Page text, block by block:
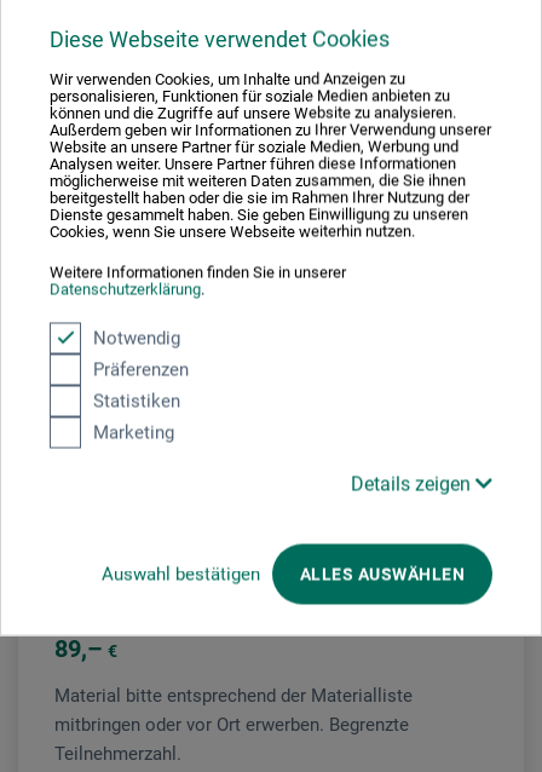
Diese Webseite verwendet Cookies
Wir verwenden Cookies, um Inhalte und Anzeigen zu
personalisieren, Funktionen für soziale Medien anbieten zu
können und die Zugriffe auf unsere Website zu analysieren.
Außerdem geben wir Informationen zu Ihrer Verwendung unserer
Website an unsere Partner für soziale Medien, Werbung und
Analysen weiter. Unsere Partner führen diese Informationen
möglicherweise mit weiteren Daten zusammen, die Sie ihnen
bereitgestellt haben oder die sie im Rahmen Ihrer Nutzung der
Dienste gesammelt haben. Sie geben Einwilligung zu unseren
Cookies, wenn Sie unsere Webseite weiterhin nutzen.
Weitere Informationen finden Sie in unserer
Datenschutzerklärung.
Notwendig
Präferenzen
Statistiken
Marketing
Details zeigen
Auswahl bestätigen ALLES AUSWÄHLEN
18. Jul. 2026
10:30 - 15:30 Uhr
Sie schauen derzeitig auf eine vergangene
Veranstaltung
Veranstaltungsort
boesner Hannover
Veranstaltungsleiter/in
89 €
Material bitte entsprechend der Materialliste
mitbringen oder vor Ort erwerben. Begrenzte
Teilnehmerzahl.